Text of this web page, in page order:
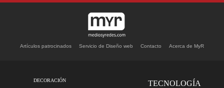
Artículos patrocinados Servicio de Diseño web Contacto Acerca de MyR
DECORACIÓN TECNOLOGÍA